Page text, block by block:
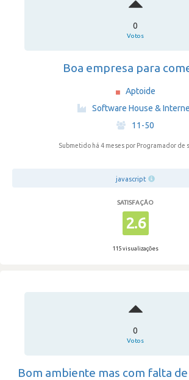
0
Votos
Boa empresa para
Aptoide
Software House &
·
11-50
Submetido há 4 meses por Programador de
javascript
SATISFAÇÃO
2.6
115 visualizações
0
Votos
Bom ambiente mas com falta